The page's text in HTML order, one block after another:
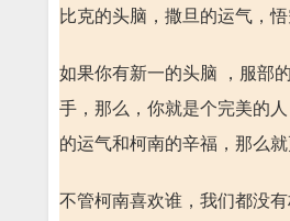
比克的头脑，撒旦的运气，
如果你有新一的头脑 ，服部
手，那么，你就是个完美的
的运气和柯南的辛福，那么
不管柯南喜欢谁，我们都没